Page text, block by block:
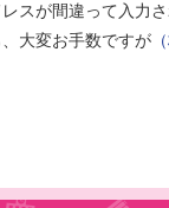
スが間違って入力
大変お手数ですが